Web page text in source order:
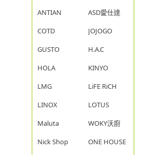
ANTIAN
ASD愛仕達
COTD
JOJOGO
GUSTO
H.A.C
HOLA
KINYO
LMG
LiFE RiCH
LINOX
LOTUS
Maluta
WOKY沃廚
Nick Shop
ONE HOUSE